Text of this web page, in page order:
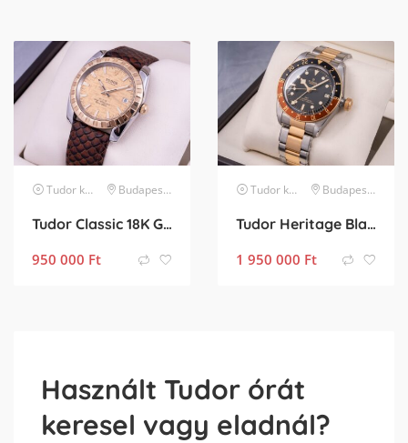
Tudor karóra Budapest XIII. kerület
Tudor Classic 18K Gold
950 000 Ft
Tudor karóra Budapest XIII. kerület
Tudor Heritage Black Bay GMT “rootbeer”
1 950 000 Ft
Használt Tudor órát
keresel vagy eladnál?